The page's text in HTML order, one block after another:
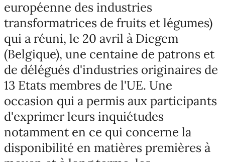
européenne des industries
transformatrices de fruits et légumes)
qui a réuni, le 20 avril à Diegem
(Belgique), une centaine de patrons et
de délégués d'industries originaires de
13 Etats membres de l'UE. Une
occasion qui a permis aux participants
d'exprimer leurs inquiétudes
notamment en ce qui concerne la
disponibilité en matières premières à